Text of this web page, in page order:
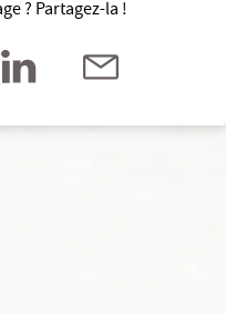
? Partagez-la !